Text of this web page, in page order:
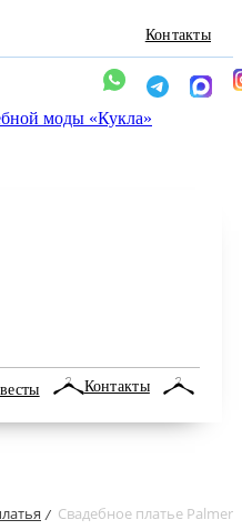
Контакты
моды «Кукла»
Контакты
/ Свадебное платье Palmer